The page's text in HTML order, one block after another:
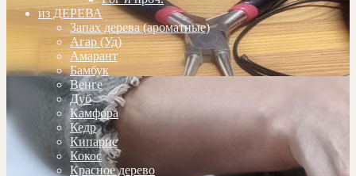
из ДЕРЕВА
Запах дерева (ароматные)
Агар (Уд)
Амарант
Бамбук
Венге
Дуб
Камфора
Кедр
Кипарис
Кокос
Красное дерево